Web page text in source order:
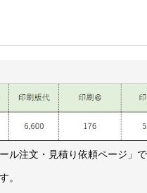
ル注文・見積り依頼ページ」で
。